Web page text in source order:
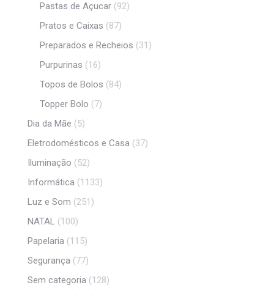
Pastas de Açucar (92)
Pratos e Caixas (87)
Preparados e Recheios (31)
Purpurinas (16)
Topos de Bolos (84)
Topper Bolo (7)
Dia da Mãe (5)
Eletrodomésticos e Casa (37)
Iluminação (52)
Informática (1133)
Luz e Som (251)
NATAL (100)
Papelaria (115)
Segurança (77)
Sem categoria (128)